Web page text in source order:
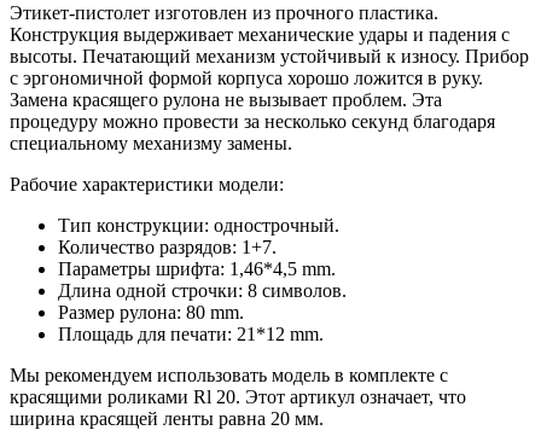
Этикет-пистолет изготовлен из прочного пластика.
Конструкция выдерживает механические удары и падения с
высоты. Печатающий механизм устойчивый к износу. Прибор
с эргономичной формой корпуса хорошо ложится в руку.
Замена красящего рулона не вызывает проблем. Эта
процедуру можно провести за несколько секунд благодаря
специальному механизму замены.
Рабочие характеристики модели:
Тип конструкции: однострочный.
Количество разрядов: 1+7.
Параметры шрифта: 1,46*4,5 mm.
Длина одной строчки: 8 символов.
Размер рулона: 80 mm.
Площадь для печати: 21*12 mm.
Мы рекомендуем использовать модель в комплекте с
красящими роликами Rl 20. Этот артикул означает, что
ширина красящей ленты равна 20 мм.